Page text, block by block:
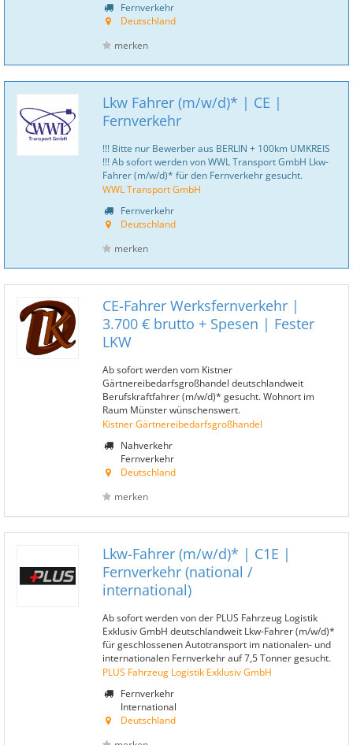
Fernverkehr
Deutschland
merken
Lkw Fahrer (m/w/d)* | CE |
Fernverkehr
!!! Bitte nur Bewerber aus BERLIN + 100km UMKREIS
!!! Ab sofort werden von WWL Transport GmbH Lkw-
Fahrer (m/w/d)* für den Fernverkehr gesucht.
WWL Transport GmbH
Fernverkehr
Deutschland
merken
CE-Fahrer Werksfernverkehr |
3.700 € brutto + Spesen | Fester
LKW
Ab sofort werden vom Kistner
Gärtnereibedarfsgroßhandel deutschlandweit
Berufskraftfahrer (m/w/d)* gesucht. Wohnort im
Raum Münster wünschenswert.
Kistner Gärtnereibedarfsgroßhandel
Nahverkehr
Fernverkehr
Deutschland
merken
Lkw-Fahrer (m/w/d)* | C1E |
Fernverkehr (national /
international)
Ab sofort werden von der PLUS Fahrzeug Logistik
Exklusiv GmbH deutschlandweit Lkw-Fahrer (m/w/d)*
für geschlossenen Autotransport im nationalen- und
internationalen Fernverkehr auf 7,5 Tonner gesucht.
PLUS Fahrzeug Logistik Exklusiv GmbH
Fernverkehr
International
Deutschland